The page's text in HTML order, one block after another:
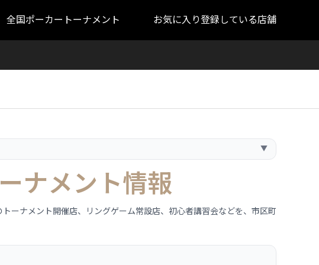
全国ポーカートーナメント お気に入り登録している店舗
▼
ナメント情報
ーナメント開催店、リングゲーム常設店、初心者講習会などを、市区町